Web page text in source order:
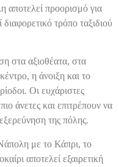
αποτελεί προορισμό για
τρόπο ταξιδιού
στα αξιοθέατα, στα
η άνοιξη και το
Οι ευχάριστες
άνετες και επιτρέπουν να
της πόλης.
με το Κάπρι, το
αποτελεί εξαιρετική